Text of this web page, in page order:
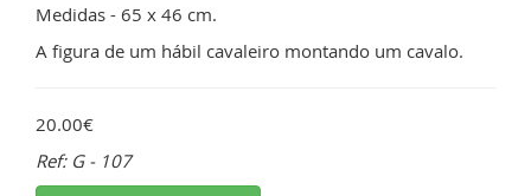
Medidas - 65 x 46 cm.
A figura de um hábil cavaleiro montando um cavalo.
20.00€
Ref: G - 107